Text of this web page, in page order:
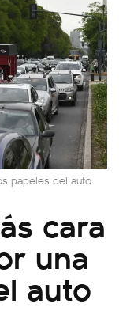
papeles del auto.
cara
una
auto